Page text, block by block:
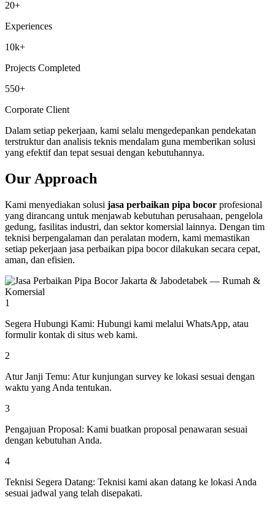
20+
Experiences
10k+
Projects Completed
550+
Corporate Client
Dalam setiap pekerjaan, kami selalu mengedepankan pendekatan
terstruktur dan analisis teknis mendalam guna memberikan solusi
yang efektif dan tepat sesuai dengan kebutuhannya.
Our Approach
Kami menyediakan solusi jasa perbaikan pipa bocor profesional
yang dirancang untuk menjawab kebutuhan perusahaan, pengelola
gedung, fasilitas industri, dan sektor komersial lainnya. Dengan tim
teknisi berpengalaman dan peralatan modern, kami memastikan
setiap pekerjaan jasa perbaikan pipa bocor dilakukan secara cepat,
aman, dan efisien.
1
Segera Hubungi Kami: Hubungi kami melalui WhatsApp, atau
formulir kontak di situs web kami.
2
Atur Janji Temu: Atur kunjungan survey ke lokasi sesuai dengan
waktu yang Anda tentukan.
3
Pengajuan Proposal: Kami buatkan proposal penawaran sesuai
dengan kebutuhan Anda.
4
Teknisi Segera Datang: Teknisi kami akan datang ke lokasi Anda
sesuai jadwal yang telah disepakati.